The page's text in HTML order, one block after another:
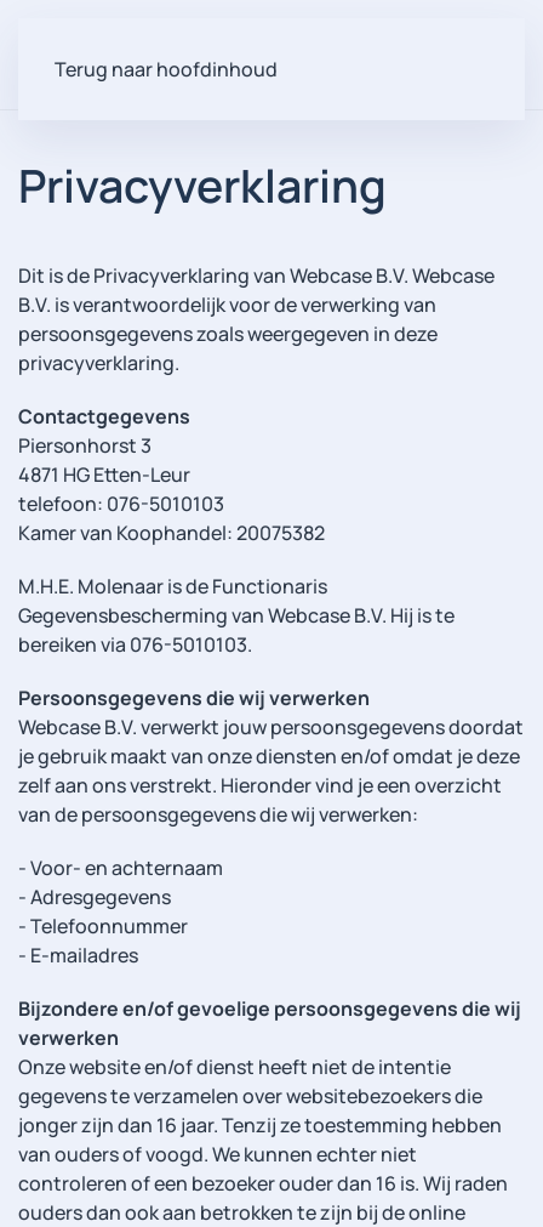
Terug naar hoofdinhoud
Privacyverklaring
Dit is de Privacyverklaring van Webcase B.V. Webcase
B.V. is verantwoordelijk voor de verwerking van
persoonsgegevens zoals weergegeven in deze
privacyverklaring.
Contactgegevens
Piersonhorst 3
4871 HG Etten-Leur
telefoon: 076-5010103
Kamer van Koophandel: 20075382
M.H.E. Molenaar is de Functionaris
Gegevensbescherming van Webcase B.V. Hij is te
bereiken via 076-5010103.
Persoonsgegevens die wij verwerken
Webcase B.V. verwerkt jouw persoonsgegevens doordat
je gebruik maakt van onze diensten en/of omdat je deze
zelf aan ons verstrekt. Hieronder vind je een overzicht
van de persoonsgegevens die wij verwerken:
- Voor- en achternaam
- Adresgegevens
- Telefoonnummer
- E-mailadres
Bijzondere en/of gevoelige persoonsgegevens die wij
verwerken
Onze website en/of dienst heeft niet de intentie
gegevens te verzamelen over websitebezoekers die
jonger zijn dan 16 jaar. Tenzij ze toestemming hebben
van ouders of voogd. We kunnen echter niet
controleren of een bezoeker ouder dan 16 is. Wij raden
ouders dan ook aan betrokken te zijn bij de online